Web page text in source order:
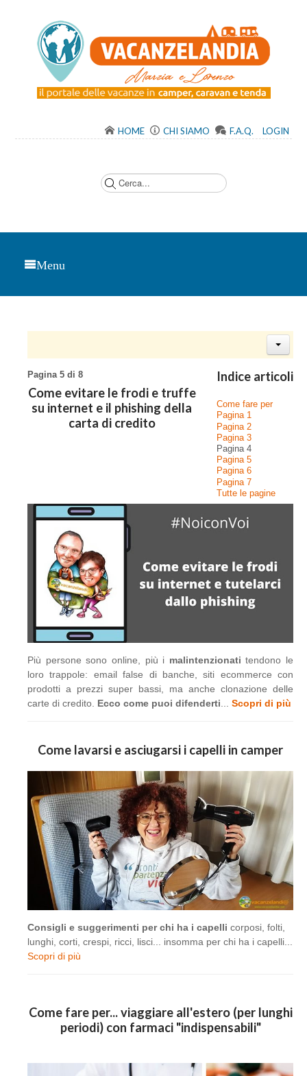
HOME CHI SIAMO F.A.Q. LOGIN
Menu
Indice articoli
Come fare per
Pagina 1
Pagina 2
Pagina 3
Pagina 4
Pagina 5
Pagina 6
Pagina 7
Tutte le pagine
Pagina 5 di 8
Come evitare le frodi e truffe
su internet e il phishing della
carta di credito
Più persone sono online, più i malintenzionati tendono le
loro trappole: email false di banche, siti ecommerce con
prodotti a prezzi super bassi, ma anche clonazione delle
carte di credito. Ecco come puoi difenderti Scopri di più
Come lavarsi e asciugarsi i capelli in camper
Consigli e suggerimenti per chi ha i capelli corposi, folti,
lunghi, corti, crespi, ricci, lisci... insomma per chi ha i capelli...
Scopri di più
Come fare per... viaggiare all'estero (per lunghi
periodi) con farmaci "indispensabili"